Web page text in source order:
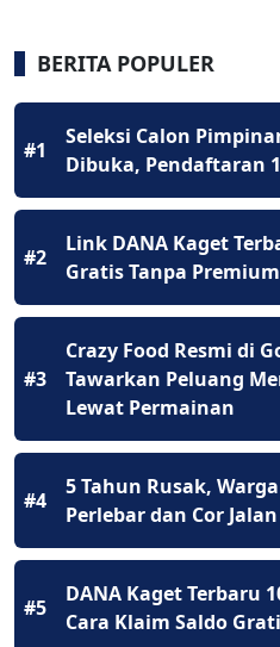
BERITA POPULER
#1
Seleksi Calon
Dibuka, Pendaftaran
#2
Link DANA Kaget
Gratis Tanpa Premium
#3
Crazy Food Resmi di
Tawarkan Peluang
Lewat Permainan
#4
5 Tahun Rusak,
Perlebar dan Cor Jalan
#5
DANA Kaget Terbaru
Cara Klaim Saldo